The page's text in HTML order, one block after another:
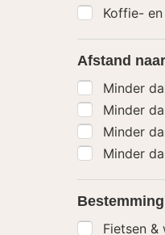
Koffie-
Afstand
Minder
Minder
Minder
Minder
Fietsen &